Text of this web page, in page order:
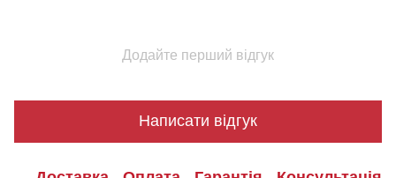
Додайте перший відгук
Написати відгук